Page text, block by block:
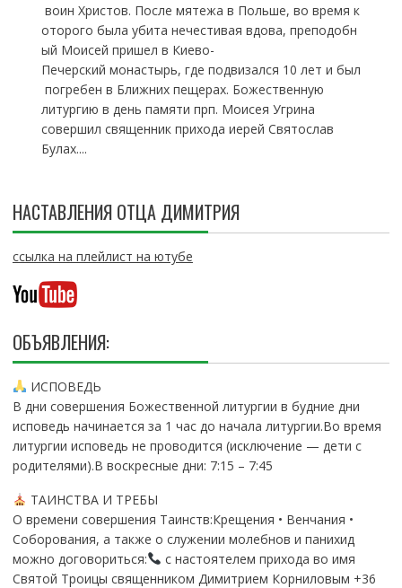
воин Христов. После мятежа в Польше, во время к
оторого была убита нечестивая вдова, преподобн
ый Моисей пришел в Киево-
Печерский монастырь, где подвизался 10 лет и был
погребен в Ближних пещерах. Божественную
литургию в день памяти прп. Моисея Угрина
совершил священник прихода иерей Святослав
Булах....
НАСТАВЛЕНИЯ ОТЦА ДИМИТРИЯ
ссылка на плейлист на ютубе
ОБЪЯВЛЕНИЯ:
ИСПОВЕДЬ
В дни совершения Божественной литургии в будние дни
исповедь начинается за 1 час до начала литургии.Во время
литургии исповедь не проводится (исключение — дети с
родителями).В воскресные дни: 7:15 – 7:45
ТАИНСТВА И ТРЕБЫ
О времени совершения Таинств:Крещения • Венчания •
Соборования, а также о служении молебнов и панихид
можно договориться:
с настоятелем прихода во имя
Святой Троицы священником Димитрием Корниловым +36